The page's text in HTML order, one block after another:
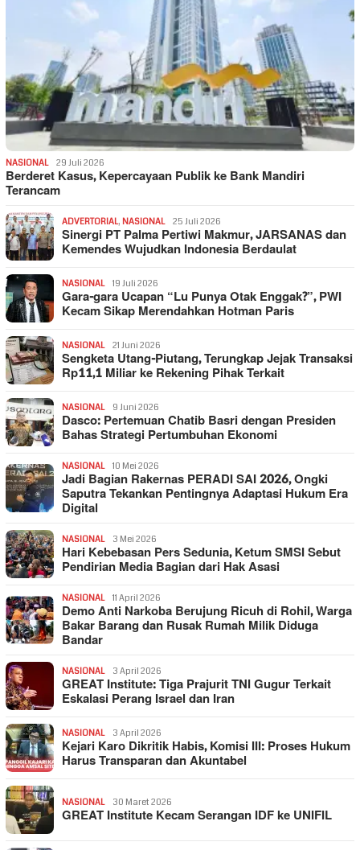
NASIONAL 29 Juli 2026
Berderet Kasus, Kepercayaan Publik ke Bank Mandiri
Terancam
ADVERTORIAL, NASIONAL 25 Juli 2026
Sinergi PT Palma Pertiwi Makmur, JARSANAS dan
Kemendes Wujudkan Indonesia Berdaulat
NASIONAL 19 Juli 2026
Gara-gara Ucapan “Lu Punya Otak Enggak?”, PWI
Kecam Sikap Merendahkan Hotman Paris
NASIONAL 21 Juni 2026
Sengketa Utang-Piutang, Terungkap Jejak Transaksi
Rp11,1 Miliar ke Rekening Pihak Terkait
NASIONAL 9 Juni 2026
Dasco: Pertemuan Chatib Basri dengan Presiden
Bahas Strategi Pertumbuhan Ekonomi
NASIONAL 10 Mei 2026
Jadi Bagian Rakernas PERADI SAI 2026, Ongki
Saputra Tekankan Pentingnya Adaptasi Hukum Era
Digital
NASIONAL 3 Mei 2026
Hari Kebebasan Pers Sedunia, Ketum SMSI Sebut
Pendirian Media Bagian dari Hak Asasi
NASIONAL 11 April 2026
Demo Anti Narkoba Berujung Ricuh di Rohil, Warga
Bakar Barang dan Rusak Rumah Milik Diduga
Bandar
NASIONAL 3 April 2026
GREAT Institute: Tiga Prajurit TNI Gugur Terkait
Eskalasi Perang Israel dan Iran
NASIONAL 3 April 2026
Kejari Karo Dikritik Habis, Komisi III: Proses Hukum
Harus Transparan dan Akuntabel
NASIONAL 30 Maret 2026
GREAT Institute Kecam Serangan IDF ke UNIFIL